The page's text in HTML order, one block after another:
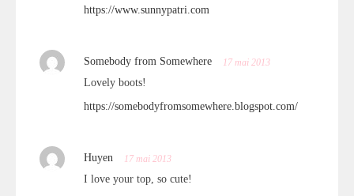
https://www.sunnypatri.com
Somebody from Somewhere 17 mai 2013
Lovely boots!
https://somebodyfromsomewhere.blogspot.com/
Huyen 17 mai 2013
I love your top, so cute!